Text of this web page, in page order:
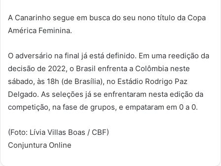
A Canarinho segue em busca do seu nono título da Copa
América Feminina.
O adversário na final já está definido. Em uma reedição da
decisão de 2022, o Brasil enfrenta a Colômbia neste
sábado, às 18h (de Brasília), no Estádio Rodrigo Paz
Delgado. As seleções já se enfrentaram nesta edição da
competição, na fase de grupos, e empataram em 0 a 0.
(Foto: Lívia Villas Boas / CBF)
Conjuntura Online